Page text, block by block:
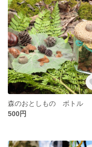
森のおとしもの ボトル
500円